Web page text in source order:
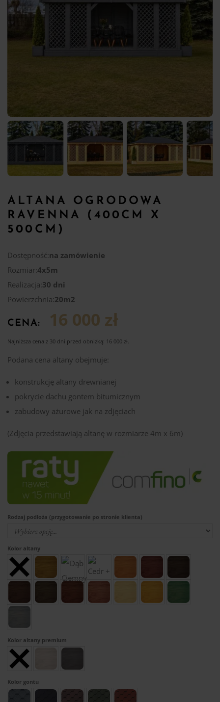
ALTANA OGRODOWA
RAVENNA (400CM X
500CM)
Dostępność:na zamówienie
Rozmiar:4x5m
Realizacja:30 dni
Powierzchnia:20m2
CENA: 16 000 zł
Najniższa cena z 30 dni przed obniżką: 16 000 zł
Podana cena altany obejmuje:
konstrukcję altany drewnianej
pokrycie dachu gontem bitumicznym
zabudowy ażurowe jak na zdjęciach
(Zdjęcia przedstawiają altanę w rozmiarze 4m x 6m)
Rodzaj podłoża (przygotowanie po stronie klienta)
Kolor altany
Kolor altany premium
Kolor gontu